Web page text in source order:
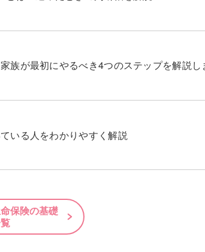
族が最初にやるべき4つのステップを解説し
いる人をわかりやすく解説
保険の基礎